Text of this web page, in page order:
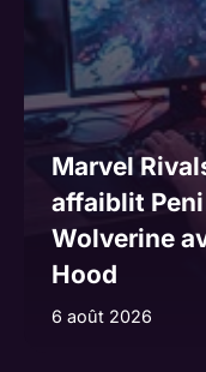
Marvel
affaiblit
Wolverine
Hood
6 août 2026